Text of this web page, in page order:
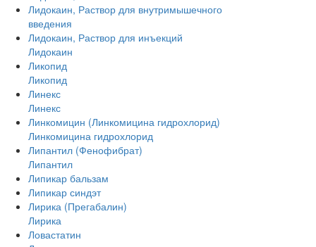
Лидокаин, Раствор для внутримышечного
введения
Лидокаин, Раствор для инъекций
Лидокаин
Ликопид
Ликопид
Линекс
Линекс
Линкомицин (Линкомицина гидрохлорид)
Линкомицина гидрохлорид
Липантил (Фенофибрат)
Липантил
Липикар бальзам
Липикар синдэт
Лирика (Прегабалин)
Лирика
Ловастатин